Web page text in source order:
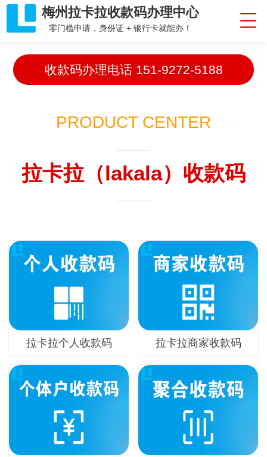
梅州拉卡拉收款码办理中心
零门槛申请，身份证 + 银行卡就能办！
收款码办理电话 151-9272-5188
PRODUCT CENTER
拉卡拉（lakala）收款码
拉卡拉个人收款码 拉卡拉商家收款码